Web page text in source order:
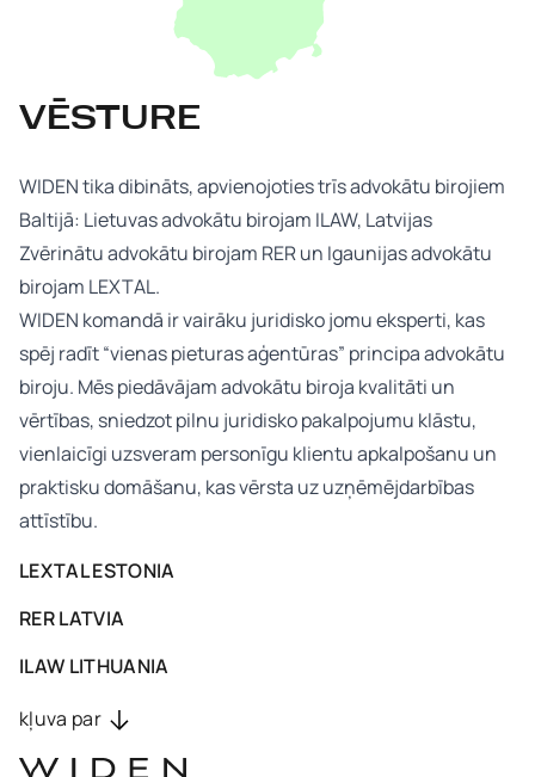
VĒSTURE
WIDEN tika dibināts, apvienojoties trīs advokātu birojiem
Baltijā: Lietuvas advokātu birojam ILAW, Latvijas
Zvērinātu advokātu birojam RER un Igaunijas advokātu
birojam LEXTAL.
WIDEN komandā ir vairāku juridisko jomu eksperti, kas
spēj radīt “vienas pieturas aģentūras” principa advokātu
biroju. Mēs piedāvājam advokātu biroja kvalitāti un
vērtības, sniedzot pilnu juridisko pakalpojumu klāstu,
vienlaicīgi uzsveram personīgu klientu apkalpošanu un
praktisku domāšanu, kas vērsta uz uzņēmējdarbības
attīstību.
LEXTAL ESTONIA
RER LATVIA
ILAW LITHUANIA
kļuva par